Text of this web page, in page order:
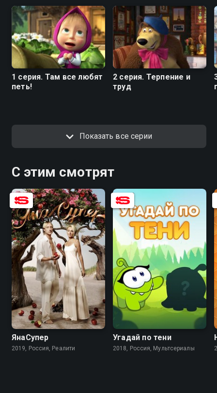
1 серия. Там все любят
петь!
2 серия. Терпение и
труд
Показать все серии
С этим смотрят
ЯнаСупер
2019, Россия, Реалити
8.3
Угадай по тени
2018, Россия, Мультсериалы